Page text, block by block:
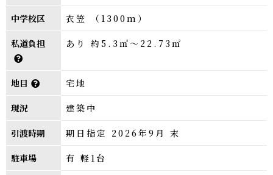
中学校区 衣笠 （1300m）
私道負担 あり 約5.3㎡～22.73㎡
地目 宅地
現況 建築中
引渡時期 期日指定 2026年9月 末
駐車場 有 軽1台